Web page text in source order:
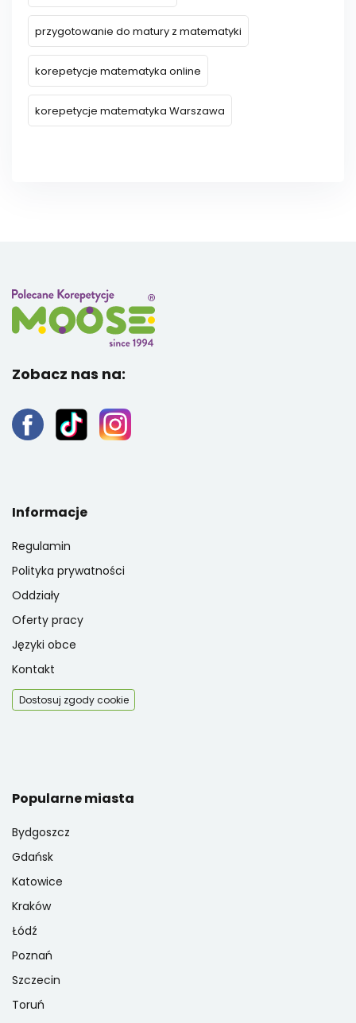
przygotowanie do matury z matematyki
korepetycje matematyka online
korepetycje matematyka Warszawa
Zobacz nas na:
Informacje
Regulamin
Polityka prywatności
Oddziały
Oferty pracy
Języki obce
Kontakt
Dostosuj zgody cookie
Popularne miasta
Bydgoszcz
Gdańsk
Katowice
Kraków
Łódź
Poznań
Szczecin
Toruń